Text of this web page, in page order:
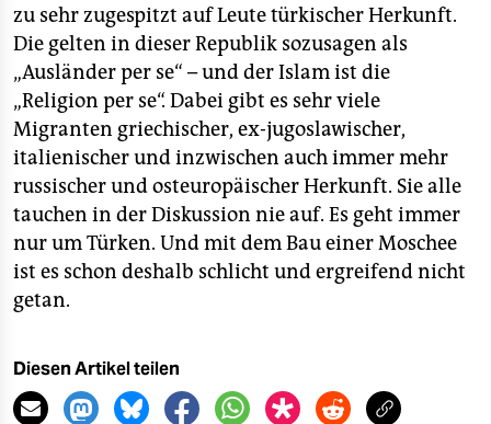
zu sehr zugespitzt auf Leute türkischer Herkunft.
Die gelten in dieser Republik sozusagen als
„Ausländer per se“ – und der Islam ist die
„Religion per se“. Dabei gibt es sehr viele
Migranten griechischer, ex-jugoslawischer,
italienischer und inzwischen auch immer mehr
russischer und osteuropäischer Herkunft. Sie alle
tauchen in der Diskussion nie auf. Es geht immer
nur um Türken. Und mit dem Bau einer Moschee
ist es schon deshalb schlicht und ergreifend nicht
getan.
Diesen Artikel teilen